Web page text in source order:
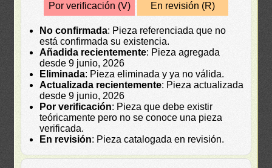
Por verificación (V)
En revisión (R)
No confirmada: Pieza referenciada que no
está confirmada su existencia.
Añadida recientemente: Pieza agregada
desde 9 junio, 2026
Eliminada: Pieza eliminada y ya no válida.
Actualizada recientemente: Pieza actualizada
desde 9 junio, 2026
Por verificación: Pieza que debe existir
teóricamente pero no se conoce una pieza
verificada.
En revisión: Pieza catalogada en revisión.